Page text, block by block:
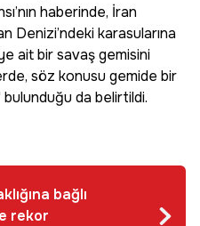
haberinde, İran
Denizi’ndeki karasularına
ait bir savaş gemisini
söz konusu gemide bir
da belirtildi.
bağlı
rekor